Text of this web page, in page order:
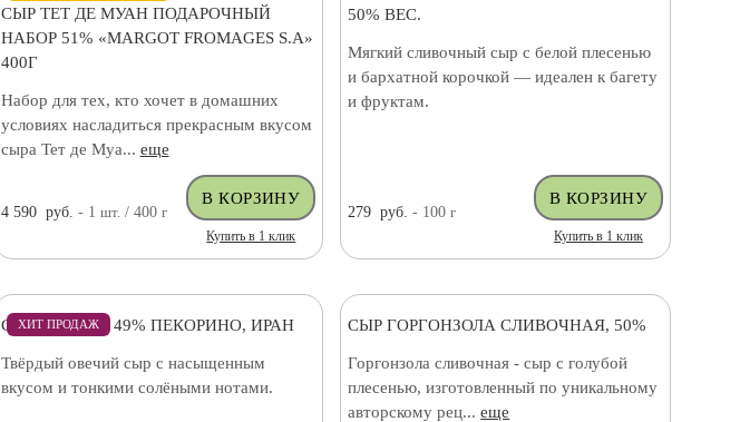
СЫР ТЕТ ДЕ МУАН ПОДАРОЧНЫЙ
НАБОР 51% «MARGOT FROMAGES S.A»
400Г
Набор для тех, кто хочет в домашних
условиях насладиться прекрасным вкусом
сыра Тет де Муа... еще
4 590 руб. - 1 шт./ 400 г
Купить в 1 клик
50% ВЕС.
Мягкий сливочный сыр с белой плесенью
и бархатной корочкой — идеален к багету
и фруктам.
279 руб. - 100г
Купить в 1 клик
ХИТ ПРОДАЖ
СЫР ОВЕЧИЙ 49% ПЕКОРИНО, ИРАН
Твёрдый овечий сыр с насыщенным
вкусом и тонкими солёными нотами.
СЫР ГОРГОНЗОЛА СЛИВОЧНАЯ, 50%
Горгонзола сливочная - сыр с голубой
плесенью, изготовленный по уникальному
авторскому рец...еще